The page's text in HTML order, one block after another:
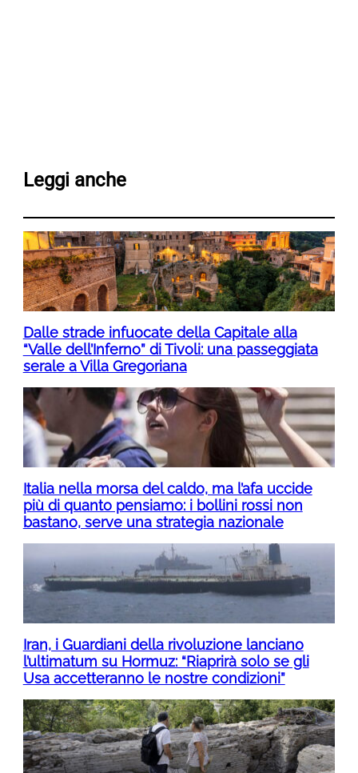
Leggi anche
Dalle strade infuocate della Capitale alla
“Valle dell’Inferno” di Tivoli: una passeggiata
serale a Villa Gregoriana
Italia nella morsa del caldo, ma l’afa uccide
più di quanto pensiamo: i bollini rossi non
bastano, serve una strategia nazionale
Iran, i Guardiani della rivoluzione lanciano
l’ultimatum su Hormuz: “Riaprirà solo se gli
Usa accetteranno le nostre condizioni”